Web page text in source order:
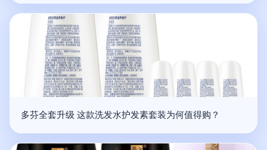
多芬全套升级 这款洗发水护发素套装为何值得购？